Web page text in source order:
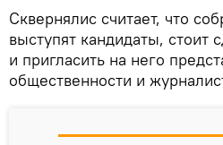
Сквернялис считает, что
выступят кандидаты, стоит
и пригласить на него
общественности и